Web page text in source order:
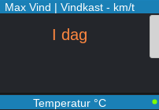
Max Vind | Vindkast - km/t
I dag
Temperatur °C